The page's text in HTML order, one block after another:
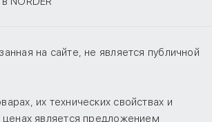
на сайте, не является публичной
их технических свойствах и
ценах является предложением